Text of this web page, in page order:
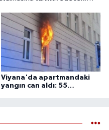
bu nadir doğa olayını
gelecek.
Viyana'da apartmandaki
yangın can aldı: 55